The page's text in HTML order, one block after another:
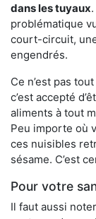
dans les tuyaux
problématique
court-circuit,
engendrés.
Ce n’est pas
c’est accepté
aliments à tout
Peu importe où
ces nuisibles
sésame. C’est
Pour votre
Il faut aussi